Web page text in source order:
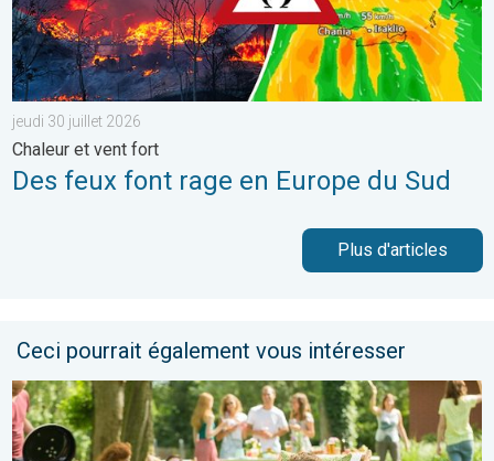
jeudi 30 juillet 2026
Chaleur et vent fort
Des feux font rage en Europe du Sud
Plus d'articles
Ceci pourrait également vous intéresser
Du froid glacial à une chaleur estivale. Tendance météo à 14